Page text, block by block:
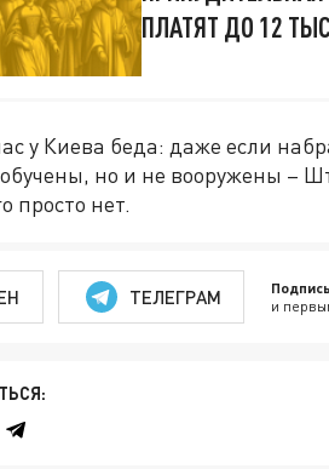
ПЛАТЯТ ДО 12
у Киева беда: даже если
но и не вооружены –
просто нет.
ТЕЛЕГРАМ и